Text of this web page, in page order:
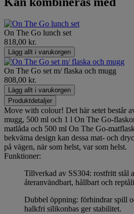
On The Go lunch set
818,00 kr.
Lägg allt i varukorgen
On The Go set m/ flaska och mugg
808,00 kr.
Lägg allt i varukorgen
Produktdetaljer
Move with colour! Det här setet består
mugg, 500 ml och 1 l On The Go-
matlåda och 500 ml On The Go-
bekväma design kan dessa mat- och
på vägen, när som helst, var som helst.
Funktioner:
Tillverkad av SS304: rostfritt stål
återanvändbart, hållbart och
Dubbel öppning: förhindrar spill
halkfri silikonbas ger stabilitet.